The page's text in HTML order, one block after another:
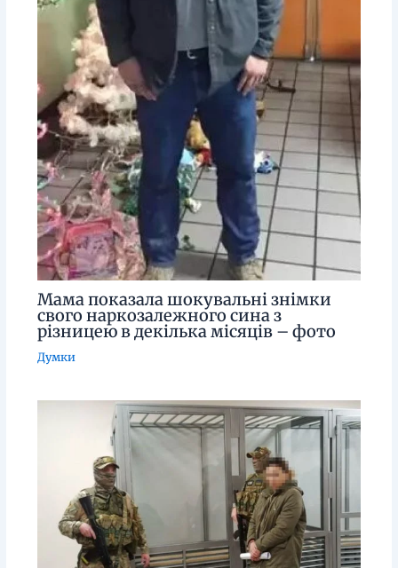
Мама показала шокувальні знімки
свого наркозалежного сина з
різницею в декілька місяців – фото
Думки